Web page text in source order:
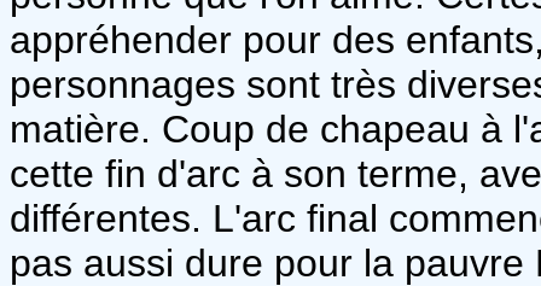
appréhender pour des
personnages sont très
matière. Coup de chapeau à
cette fin d'arc à son terme,
différentes. L'arc final
pas aussi dure pour la